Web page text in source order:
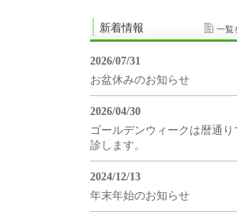
新着情報 一覧
2026/07/31
お盆休みのお知らせ
2026/04/30
ゴールデンウィークは暦通り
診します。
2024/12/13
年末年始のお知らせ